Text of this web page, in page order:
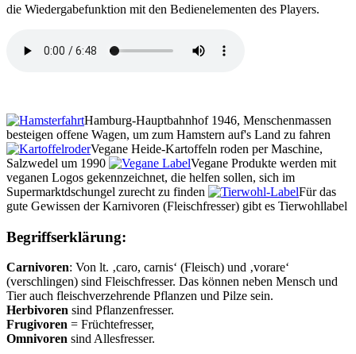
die Wiedergabefunktion mit den Bedienelementen des Players.
Hamburg-Hauptbahnhof 1946, Menschenmassen
besteigen offene Wagen, um zum Hamstern auf's Land zu fahren
Vegane Heide-Kartoffeln roden per Maschine,
Salzwedel um 1990
Vegane Produkte werden mit
veganen Logos gekennzeichnet, die helfen sollen, sich im
Supermarktdschungel zurecht zu finden
Für das
gute Gewissen der Karnivoren (Fleischfresser) gibt es Tierwohllabel
Begriffserklärung:
Carnivoren: Von lt. ‚caro, carnis‘ (Fleisch) und ‚vorare‘
(verschlingen) sind Fleischfresser. Das können neben Mensch und
Tier auch fleischverzehrende Pflanzen und Pilze sein.
Herbivoren sind Pflanzenfresser.
Frugivoren = Früchtefresser,
Omnivoren sind Allesfresser.